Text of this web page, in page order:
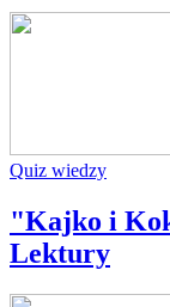
Quiz wiedzy
"Kajko i
Lektury